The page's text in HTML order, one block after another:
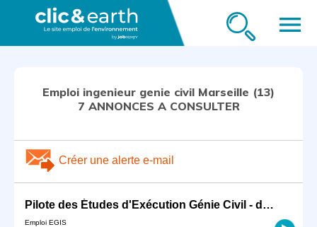
menu
Emploi ingenieur genie civil Marseille (13)
7 ANNONCES A CONSULTER
Créer une alerte e-mail
Pilote des Études d'Exécution Génie Civil - domaine nucléaire H/F
Emploi EGIS